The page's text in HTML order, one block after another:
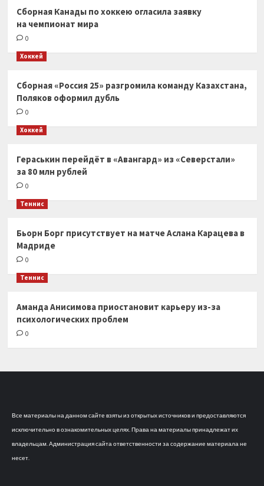
Сборная Канады по хоккею огласила заявку
на чемпионат мира
0
Хоккей
Сборная «Россия 25» разгромила команду Казахстана,
Поляков оформил дубль
0
Хоккей
Гераськин перейдёт в «Авангард» из «Северстали»
за 80 млн рублей
0
Теннис
Бьорн Борг присутствует на матче Аслана Карацева в
Мадриде
0
Теннис
Аманда Анисимова приостановит карьеру из-за
психологических проблем
0
Все материалы на данном сайте взяты из открытых источников и предоставляются
исключительно в ознакомительных целях. Права на материалы принадлежат их
владельцам. Администрация сайта ответственности за содержание материала не
несет.